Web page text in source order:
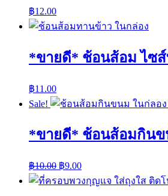
฿12.00
*ขายดี* ช้อนส้อม ไซ
฿11.00
Sale!
*ขายดี* ช้อนส้อมกินข
฿10.00 ฿9.00